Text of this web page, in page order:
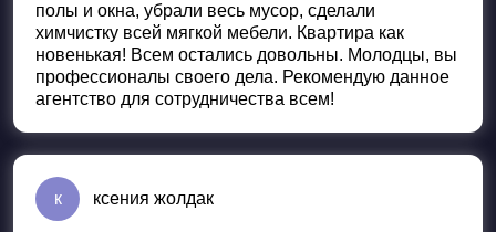
полы и окна, убрали весь мусор, сделали
химчистку всей мягкой мебели. Квартира как
новенькая! Всем остались довольны. Молодцы, вы
профессионалы своего дела. Рекомендую данное
агентство для сотрудничества всем!
к ксения жолдак